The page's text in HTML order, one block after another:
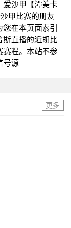
爱沙甲【潭美卡
甲比赛的朋友
在本页面索引
斯直播的近期比
赛程。本站不参
号源
更多